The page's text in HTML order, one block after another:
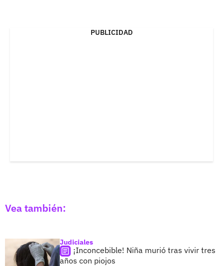
PUBLICIDAD
Vea también:
Judiciales
¡Inconcebible! Niña murió tras vivir tres
años con piojos